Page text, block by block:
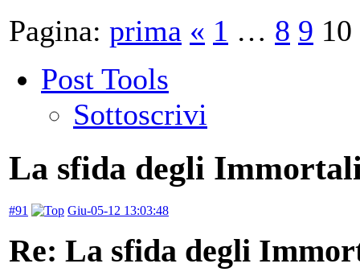
Pagina: prima « 1 … 8 9 10
Post Tools
Sottoscrivi
La sfida degli
#91 Giu-05-12 13:03:48
Re: La sfida degli